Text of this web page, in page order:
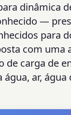
dinâmica
—
para
com
carga de
ar,